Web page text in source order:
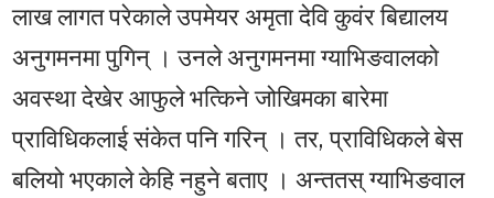
लाख लागत परेकाले उपमेयर अमृता देवि कुवंर बिद्यालय
अनुगमनमा पुगिन् । उनले अनुगमनमा ग्याभिङवालको
अवस्था देखेर आफुले भत्किने जोखिमका बारेमा
प्राविधिकलाई संकेत पनि गरिन् । तर, प्राविधिकले बेस
बलियो भएकाले केहि नहुने बताए । अन्ततस् ग्याभिङवाल